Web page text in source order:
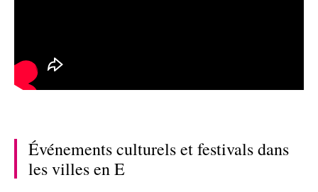
Événements culturels et festivals dans
les villes en E